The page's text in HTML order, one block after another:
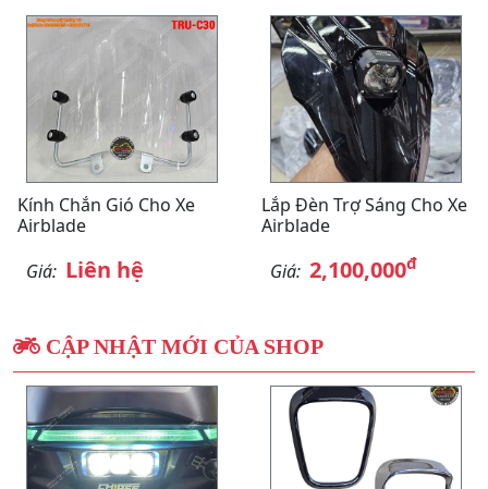
Kính Chắn Gió Cho Xe
Airblade
Giá: Liên hệ
Lắp Đèn Trợ Sáng Cho Xe
Airblade
Giá: 2,100,000đ
CẬP NHẬT MỚI CỦA SHOP